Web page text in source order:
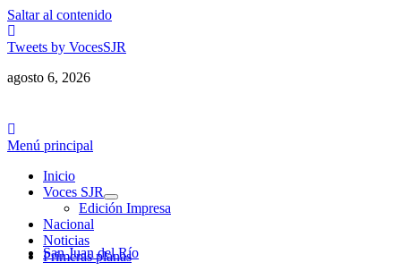
Saltar al contenido
Tweets by VocesSJR
agosto 6, 2026
Menú principal
Inicio
Voces SJR
Edición Impresa
Nacional
Noticias
Primeras planas
San Juan del Río